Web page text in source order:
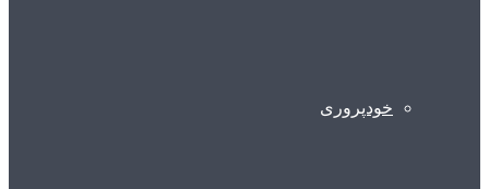
خودپروری